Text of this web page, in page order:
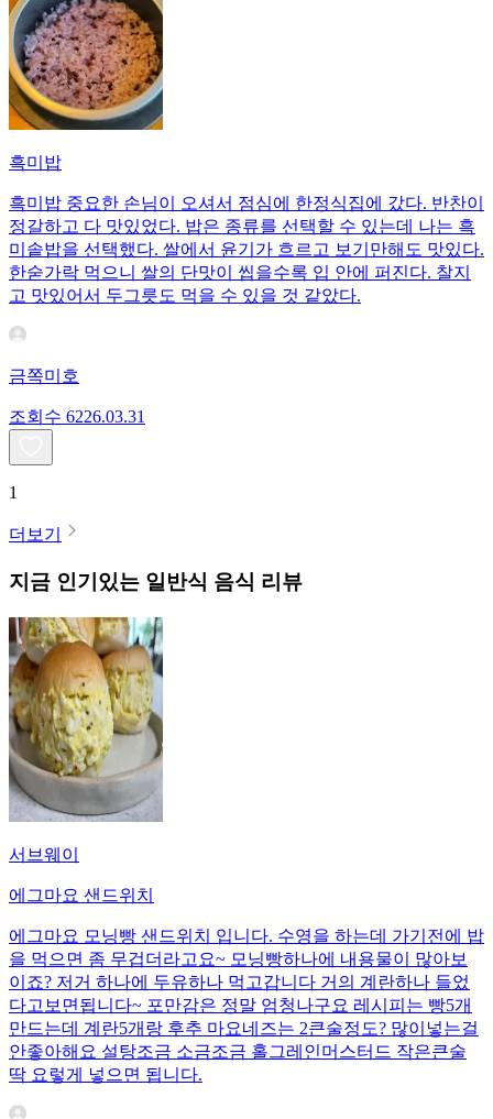
흑미밥
흑미밥 중요한 손님이 오셔서 점심에 한정식집에 갔다. 반찬이
정갈하고 다 맛있었다. 밥은 종류를 선택할 수 있는데 나는 흑
미솥밥을 선택했다. 쌀에서 윤기가 흐르고 보기만해도 맛있다.
한숟가락 먹으니 쌀의 단맛이 씹을수록 입 안에 퍼진다. 찰지
고 맛있어서 두그릇도 먹을 수 있을 것 같았다.
금쪽미호
조회수 6226.03.31
1
더보기
지금 인기있는 일반식 음식 리뷰
서브웨이
에그마요 샌드위치
에그마요 모닝빵 샌드위치 입니다. 수영을 하는데 가기전에 밥
을 먹으면 좀 무겁더라고요~ 모닝빵하나에 내용물이 많아보
이죠? 저거 하나에 두유하나 먹고갑니다 거의 계란하나 들었
다고보면됩니다~ 포만감은 정말 엄청나구요 레시피는 빵5개
만드는데 계란5개랑 후추 마요네즈는 2큰술정도? 많이넣는걸
안좋아해요 설탕조금 소금조금 홀그레인머스터드 작은큰술
딱 요렇게 넣으면 됩니다.